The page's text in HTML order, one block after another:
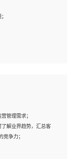
常用命令和了解
路清晰。
等AI算法有深刻理
技术背景者优先；
队协作，认真负责、
图像处理；
练使用神经网络算法
法；
管理需求；
解业界趋势，汇总客
竞争力；